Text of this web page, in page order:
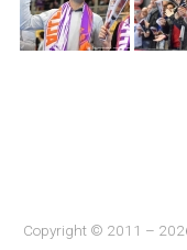
Copyright © 2011 –